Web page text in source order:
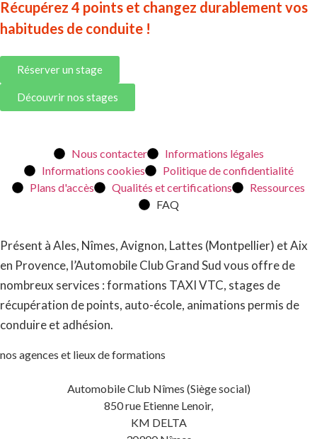
Récupérez 4 points et changez durablement vos
habitudes de conduite !
Réserver un stage
Découvrir nos stages
Nous contacter
Informations légales
Informations cookies
Politique de confidentialité
Plans d'accès
Qualités et certifications
Ressources
FAQ
Présent à Ales, Nîmes, Avignon, Lattes (Montpellier) et Aix
en Provence, l’Automobile Club Grand Sud vous offre de
nombreux services : formations TAXI VTC, stages de
récupération de points, auto-école, animations permis de
conduire et adhésion.
nos agences et lieux de formations
Automobile Club Nîmes (Siège social)
850 rue Etienne Lenoir,
KM DELTA